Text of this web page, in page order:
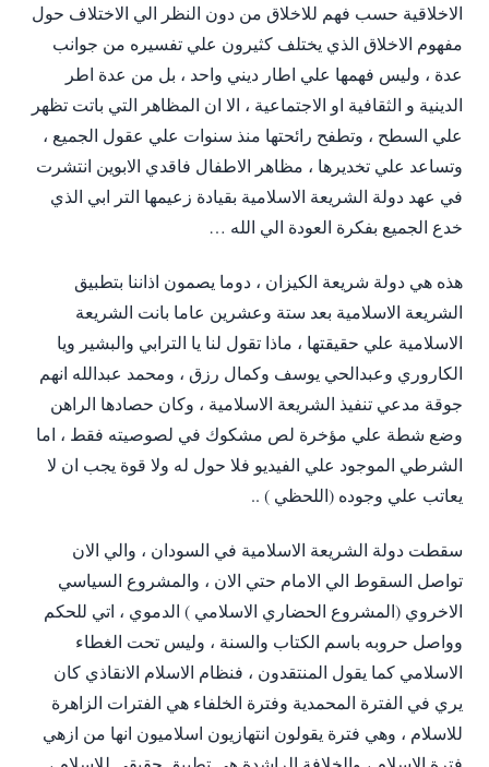
الاخلاقية حسب فهم للاخلاق من دون النظر الي الاختلاف حول
مفهوم الاخلاق الذي يختلف كثيرون علي تفسيره من جوانب
عدة ، وليس فهمها علي اطار ديني واحد ، بل من عدة اطر
الدينية و الثقافية او الاجتماعية ، الا ان المظاهر التي باتت تظهر
علي السطح ، وتطفح رائحتها منذ سنوات علي عقول الجميع ،
وتساعد علي تخديرها ، مظاهر الاطفال فاقدي الابوين انتشرت
في عهد دولة الشريعة الاسلامية بقيادة زعيمها التر ابي الذي
خدع الجميع بفكرة العودة الي الله …
هذه هي دولة شريعة الكيزان ، دوما يصمون اذاننا بتطبيق
الشريعة الاسلامية بعد ستة وعشرين عاما بانت الشريعة
الاسلامية علي حقيقتها ، ماذا تقول لنا يا الترابي والبشير ويا
الكاروري وعبدالحي يوسف وكمال رزق ، ومحمد عبدالله انهم
جوقة مدعي تنفيذ الشريعة الاسلامية ، وكان حصادها الراهن
وضع شطة علي مؤخرة لص مشكوك في لصوصيته فقط ، اما
الشرطي الموجود علي الفيديو فلا حول له ولا قوة يجب ان لا
يعاتب علي وجوده (اللحظي ) ..
سقطت دولة الشريعة الاسلامية في السودان ، والي الان
تواصل السقوط الي الامام حتي الان ، والمشروع السياسي
الاخروي (المشروع الحضاري الاسلامي ) الدموي ، اتي للحكم
وواصل حروبه باسم الكتاب والسنة ، وليس تحت الغطاء
الاسلامي كما يقول المنتقدون ، فنظام الاسلام الانقاذي كان
يري في الفترة المحمدية وفترة الخلفاء هي الفترات الزاهرة
للاسلام ، وهي فترة يقولون انتهازيون اسلاميون انها من ازهي